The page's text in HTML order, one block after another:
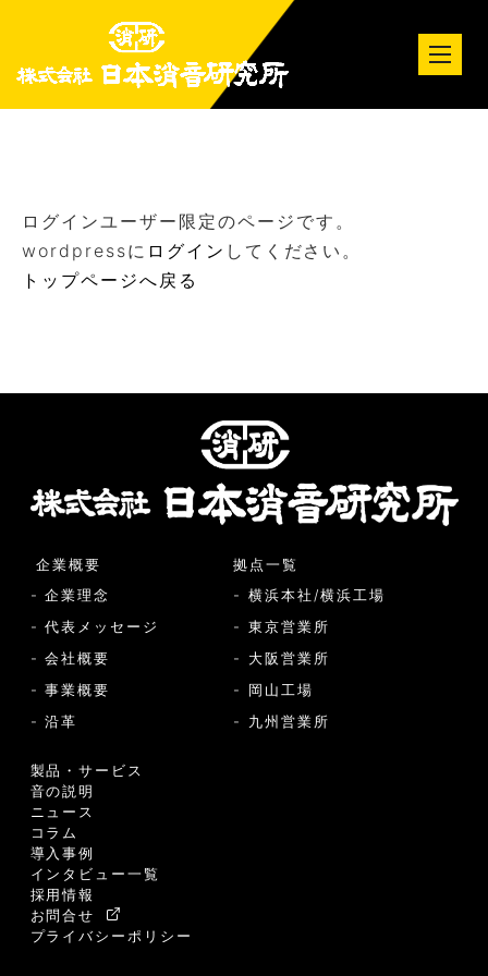
ログインユーザー限定のページです。
wordpressに ログイン してください。
トップページへ戻る
企業概要
- 企業理念
- 代表メッセージ
- 会社概要
- 事業概要
- 沿革
製品・サービス
音の説明
ニュース
コラム
導入事例
インタビュー一覧
採用情報
お問合せ
プライバシーポリシー
拠点一覧
- 横浜本社/横浜工場
- 東京営業所
- 大阪営業所
- 岡山工場
- 九州営業所